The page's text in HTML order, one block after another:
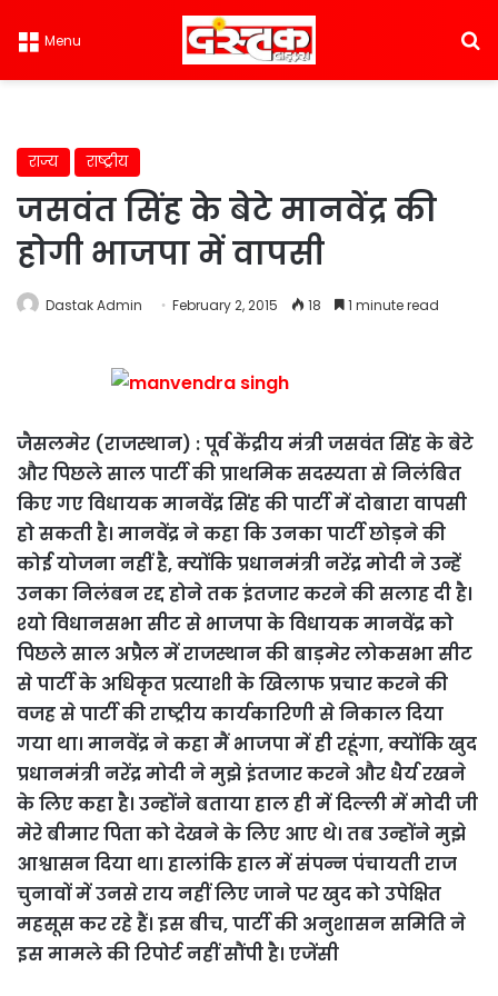
Menu
राज्य राष्ट्रीय
जसवंत सिंह के बेटे मानवेंद्र की
होगी भाजपा में वापसी
Dastak Admin February 2, 2015 18 1 minute read
जैसलमेर (राजस्थान) : पूर्व केंद्रीय मंत्री जसवंत सिंह के बेटे
और पिछले साल पार्टी की प्राथमिक सदस्यता से निलंबित
किए गए विधायक मानवेंद्र सिंह की पार्टी में दोबारा वापसी
हो सकती है। मानवेंद्र ने कहा कि उनका पार्टी छोड़ने की
कोई योजना नहीं है, क्योंकि प्रधानमंत्री नरेंद्र मोदी ने उन्हें
उनका निलंबन रद्द होने तक इंतजार करने की सलाह दी है।
श्यो विधानसभा सीट से भाजपा के विधायक मानवेंद्र को
पिछले साल अप्रैल में राजस्थान की बाड़मेर लोकसभा सीट
से पार्टी के अधिकृत प्रत्याशी के खिलाफ प्रचार करने की
वजह से पार्टी की राष्ट्रीय कार्यकारिणी से निकाल दिया
गया था। मानवेंद्र ने कहा मैं भाजपा में ही रहूंगा, क्योंकि खुद
प्रधानमंत्री नरेंद्र मोदी ने मुझे इंतजार करने और धैर्य रखने
के लिए कहा है। उन्होंने बताया हाल ही में दिल्ली में मोदी जी
मेरे बीमार पिता को देखने के लिए आए थे। तब उन्होंने मुझे
आश्वासन दिया था। हालांकि हाल में संपन्न पंचायती राज
चुनावों में उनसे राय नहीं लिए जाने पर खुद को उपेक्षित
महसूस कर रहे हैं। इस बीच, पार्टी की अनुशासन समिति ने
इस मामले की रिपोर्ट नहीं सौंपी है। एजेंसी